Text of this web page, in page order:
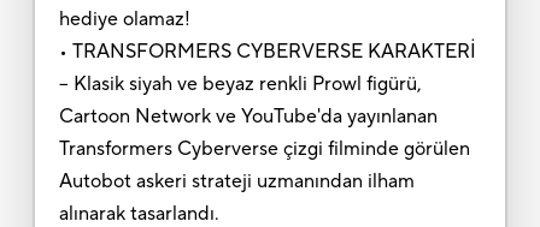
hediye olamaz!
• TRANSFORMERS CYBERVERSE KARAKTERİ
– Klasik siyah ve beyaz renkli Prowl figürü,
Cartoon Network ve YouTube'da yayınlanan
Transformers Cyberverse çizgi filminde görülen
Autobot askeri strateji uzmanından ilham
alınarak tasarlandı.